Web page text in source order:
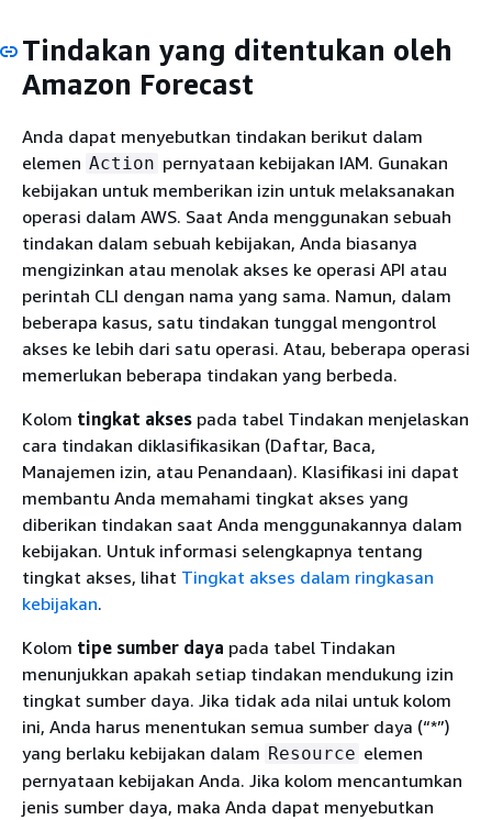
Tindakan yang ditentukan oleh
Amazon Forecast
Anda dapat menyebutkan tindakan berikut dalam
elemen Action pernyataan kebijakan IAM. Gunakan
kebijakan untuk memberikan izin untuk melaksanakan
operasi dalam AWS. Saat Anda menggunakan sebuah
tindakan dalam sebuah kebijakan, Anda biasanya
mengizinkan atau menolak akses ke operasi API atau
perintah CLI dengan nama yang sama. Namun, dalam
beberapa kasus, satu tindakan tunggal mengontrol
akses ke lebih dari satu operasi. Atau, beberapa operasi
memerlukan beberapa tindakan yang berbeda.
Kolom tingkat akses pada tabel Tindakan menjelaskan
cara tindakan diklasifikasikan (Daftar, Baca,
Manajemen izin, atau Penandaan). Klasifikasi ini dapat
membantu Anda memahami tingkat akses yang
diberikan tindakan saat Anda menggunakannya dalam
kebijakan. Untuk informasi selengkapnya tentang
tingkat akses, lihat Tingkat akses dalam ringkasan
kebijakan.
Kolom tipe sumber daya pada tabel Tindakan
menunjukkan apakah setiap tindakan mendukung izin
tingkat sumber daya. Jika tidak ada nilai untuk kolom
ini, Anda harus menentukan semua sumber daya (“*”)
yang berlaku kebijakan dalam Resource elemen
pernyataan kebijakan Anda. Jika kolom mencantumkan
jenis sumber daya, maka Anda dapat menyebutkan